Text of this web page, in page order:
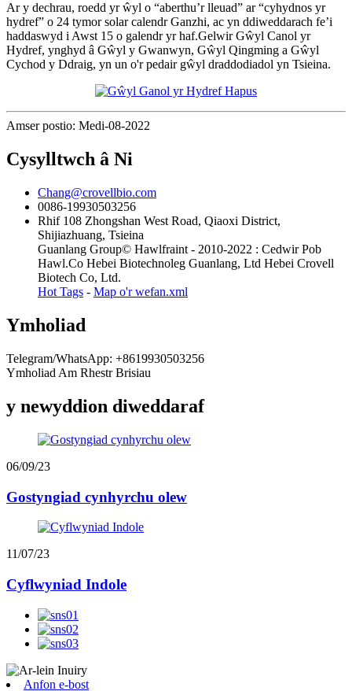
Ar y dechrau, roedd yr ŵyl o “aberthu’r lleuad” ar “cyhydnos yr
hydref” o 24 tymor solar calendr Ganzhi, ac yn ddiweddarach fe’i
haddaswyd i Awst 15 o galendr yr haf.Gelwir Gŵyl Canol yr
Hydref, ynghyd â Gŵyl y Gwanwyn, Gŵyl Qingming a Gŵyl
Cychod y Ddraig, yn un o'r pedair gŵyl draddodiadol yn Tsieina.
Amser postio: Medi-08-2022
Cysylltwch â Ni
Chang@crovellbio.com
0086-19930503256
Rhif 108 Zhongshan West Road, Qiaoxi District,
Shijiazhuang, Tsieina
Guanlang Group© Hawlfraint - 2010-2022 : Cedwir Pob
Hawl.Co Hebei Biotechnoleg Guanlang, Ltd Hebei Crovell
Biotech Co, Ltd.
Hot Tags - Map o'r wefan.xml
Ymholiad
Telegram/WhatsApp: +8619930503256
Ymholiad Am Rhestr Brisiau
y newyddion diweddaraf
06/09/23
Gostyngiad cynhyrchu olew
11/07/23
Cyflwyniad Indole
Anfon e-bost